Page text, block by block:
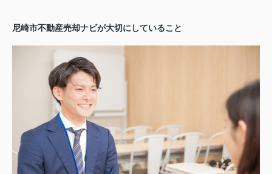
尼崎市不動産売却ナビが大切にしていること